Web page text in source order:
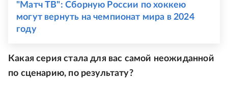
"Матч ТВ": Сборную России по хоккею
могут вернуть на чемпионат мира в 2024
году
Какая серия стала для вас самой неожиданной
по сценарию, по результату?